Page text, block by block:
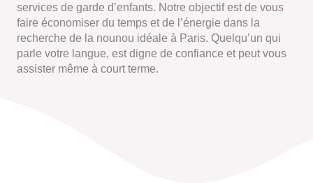
services de garde d’enfants. Notre objectif est de vous
faire économiser du temps et de l’énergie dans la
recherche de la nounou idéale à Paris. Quelqu’un qui
parle votre langue, est digne de confiance et peut vous
assister même à court terme.